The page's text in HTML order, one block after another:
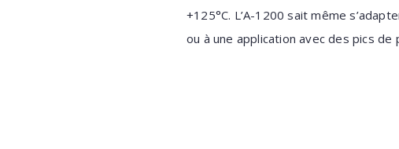
+125°C. L’A-1200 sait même
ou à une application avec des pics